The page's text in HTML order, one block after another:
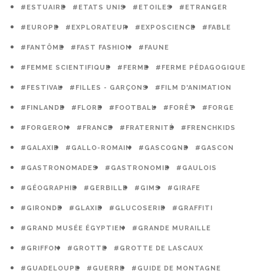
#ESTUAIRE #ETATS UNIS #ETOILES #ETRANGER
#EUROPE #EXPLORATEUR #EXPOSCIENCE #FABLE
#FANTÔME #FAST FASHION #FAUNE
#FEMME SCIENTIFIQUE #FERME #FERME PÉDAGOGIQUE
#FESTIVAL #FILLES - GARÇONS #FILM D'ANIMATION
#FINLANDE #FLORE #FOOTBALL #FORÊT #FORGE
#FORGERON #FRANCE #FRATERNITÉ #FRENCHKIDS
#GALAXIE #GALLO-ROMAIN #GASCOGNE #GASCON
#GASTRONOMADES #GASTRONOMIE #GAULOIS
#GÉOGRAPHIE #GERBILLE #GIMS #GIRAFE
#GIRONDE #GLAXIE #GLUCOSERIE #GRAFFITI
#GRAND MUSÉE ÉGYPTIEN #GRANDE MURAILLE
#GRIFFON #GROTTE #GROTTE DE LASCAUX
#GUADELOUPE #GUERRE #GUIDE DE MONTAGNE